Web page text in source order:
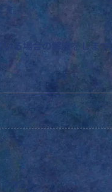
。
る場合の解説 をします
の有名人